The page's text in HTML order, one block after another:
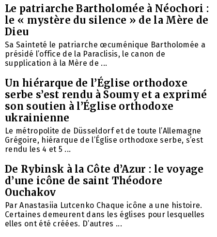
Le patriarche Bartholomée à Néochori :
le « mystère du silence » de la Mère de
Dieu
Sa Sainteté le patriarche œcuménique Bartholomée a
présidé l’office de la Paraclisis, le canon de
supplication à la Mère de ...
Un hiérarque de l’Église orthodoxe
serbe s’est rendu à Soumy et a exprimé
son soutien à l’Église orthodoxe
ukrainienne
Le métropolite de Düsseldorf et de toute l’Allemagne
Grégoire, hiérarque de l’Église orthodoxe serbe, s’est
rendu les 4 et 5 ...
De Rybinsk à la Côte d’Azur : le voyage
d’une icône de saint Théodore
Ouchakov
Par Anastasiia Lutcenko Chaque icône a une histoire.
Certaines demeurent dans les églises pour lesquelles
elles ont été créées. D’autres ...